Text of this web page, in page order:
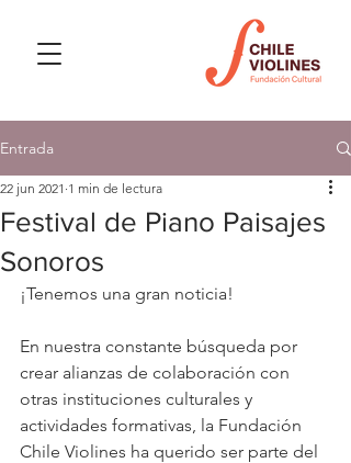
Entrada
Festival de Piano Paisajes
Sonoros
22 jun 2021 1 min de lectura
¡Tenemos una gran noticia!
En nuestra constante búsqueda por
crear alianzas de colaboración con
otras instituciones culturales y
actividades formativas, la Fundación
Chile Violines ha querido ser parte del